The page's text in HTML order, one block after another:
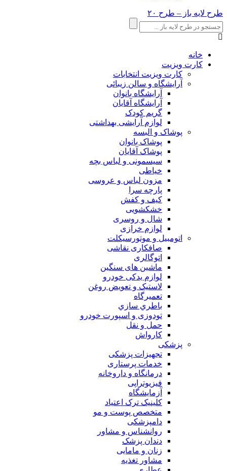
طرح لایه باز – طرح ۲۰
خانه
کارت ویزیت
کارت ویزیت انتخابات
آرایشگاه و سالن زیبائی
آرایشگاه بانوان
آرایشگاه آقایان
گریم کودک
لوازم آرایشی بهداشتی
پوشاک و البسه
پوشاک بانوان
پوشاک آقایان
سیسمونی و لباس بچه
خیاطی
مزون لباس و عروسی
پارچه سرا
کیف و کفش
خشکشویی
شال و روسری
لوازم خرازی
اتومبیل و موتورسیکلت
صافکاری نقاشی
اتوگالری
ماشین های سنگین
لوازم یدکی خودرو
لاستیک و تعویض روغن
تعميرگاه
باطري سازي
تودوزی و اسپورت خودرو
حمل و نقل
کارواش
پزشکی
تجهیزات پزشکی
خدمات پرستاری
درمانگاه و داروخانه
فیزیوتراپی
آزمایشگاه
کلینیک ترک اعتیاد
متخصص پوست و مو
دامپزشکی
روانشناس و مشاور
دندان پزشک
زنان و مامایی
مشاور تغذیه